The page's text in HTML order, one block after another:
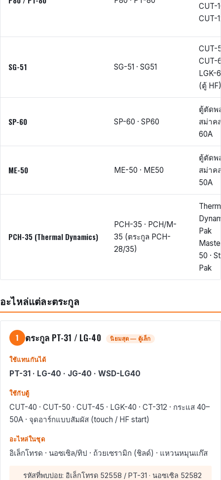
CUT-
CUT-
SG-51 SG-51 · SG51
CUT-
CUT-
LGK-
(ตู้ HF)
SP-60 SP-60 · SP60
ตู้ตัดพ
สม่าค
60A
ME-50 ME-50 · ME50
ตู้ตัดพ
สม่าค
50A
PCH-35 (Thermal Dynamics)
PCH-35 · PCH/M-
35 (ตระกูล PCH-
28/35)
Pak
50 ·
Pak
อะไหล่แต่ละตระกูล
1 ตระกูล PT-31 / LG-40 นิยมสุด — ตู้เล็ก
ใช้แทนกันได้
PT-31 · LG-40 · JG-40 · WSD-LG40
ใช้กับตู้
CUT-40 · CUT-50 · CUT-45 · LGK-40 · CT-312 · กระแส 40–
50A · จุดอาร์กแบบสัมผัส (touch / HF start)
อะไหล่ในชุด
อิเล็กโทรด · นอซเซิล/ทิป · ถ้วยเซรามิก (ชิลด์) · แหวนหมุนแก๊ส
รหัสที่พบบ่อย: อิเล็กโทรด 52558 / PT-31 · นอซเซิล 52582